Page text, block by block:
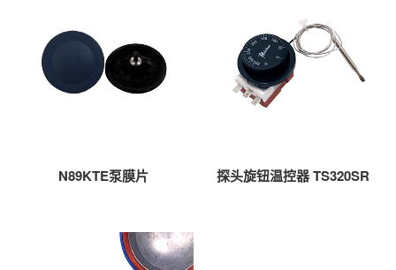
N89KTE泵膜片 探头旋钮温控器 TS320SR